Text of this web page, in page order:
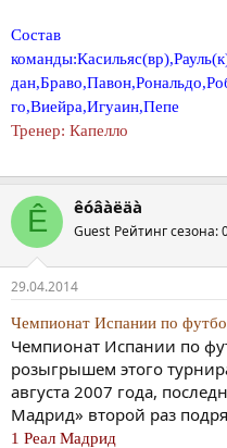
Состав
го,Виейра,Игуаин,Пепе
Тренер: Капелло
Ê êóâàëäà
Guest Рейтинг сезона:
29.04.2014
Чемпионат Испании по
Чемпионат Испании по
розыгрышем этого
августа 2007 года,
Мадрид» второй раз
1 Реал Мадрид